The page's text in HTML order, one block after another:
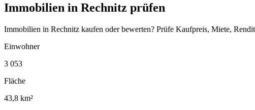
Immobilien in Rechnitz prüfen
Immobilien in Rechnitz kaufen oder bewerten? Prüfe Kaufpreis, Miete,
Einwohner
3 053
Fläche
43,8 km²